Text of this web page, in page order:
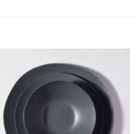
Añadir
a la
lista de
deseos